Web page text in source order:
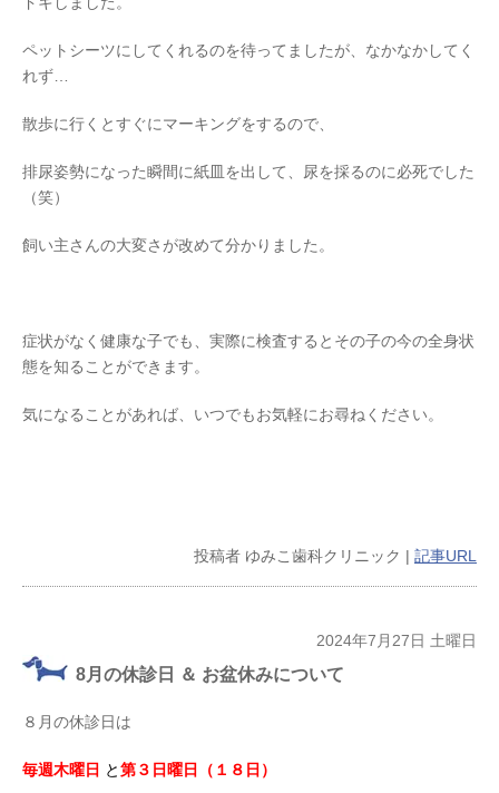
ペットシーツにしてくれるのを待ってましたが、なかなかしてく
れず…
散歩に行くとすぐにマーキングをするので、
排尿姿勢になった瞬間に紙皿を出して、尿を採るのに必死でした
（笑）
飼い主さんの大変さが改めて分かりました。
症状がなく健康な子でも、実際に検査するとその子の今の全身状
態を知ることができます。
気になることがあれば、いつでもお気軽にお尋ねください。
投稿者 ゆみこ歯科クリニック | 記事URL
2024年7月27日 土曜日
8月の休診日 ＆ お盆休みについて
８月の休診日は
毎週木曜日 と第３日曜日（１８日）